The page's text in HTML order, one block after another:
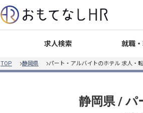
求人検索 就職
TOP 静岡県 パート・アルバイトのホテル 求人・
静岡県 / パ